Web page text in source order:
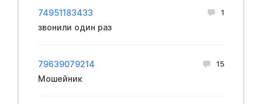
74951183433 1
звонили один раз
79639079214 15
Мошейник